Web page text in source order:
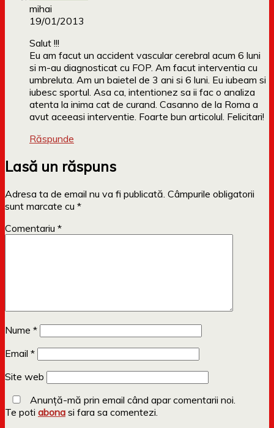
mihai
19/01/2013
Salut !!!
Eu am facut un accident vascular cerebral acum 6 luni
si m-au diagnosticat cu FOP. Am facut interventia cu
umbreluta. Am un baietel de 3 ani si 6 luni. Eu iubeam si
iubesc sportul. Asa ca, intentionez sa ii fac o analiza
atenta la inima cat de curand. Casanno de la Roma a
avut aceeasi interventie. Foarte bun articolul. Felicitari!
Răspunde
Lasă un răspuns
Adresa ta de email nu va fi publicată. Câmpurile obligatorii
sunt marcate cu *
Comentariu *
Nume *
Email *
Site web
Anunță-mă prin email când apar comentarii noi.
Te poti abona si fara sa comentezi.